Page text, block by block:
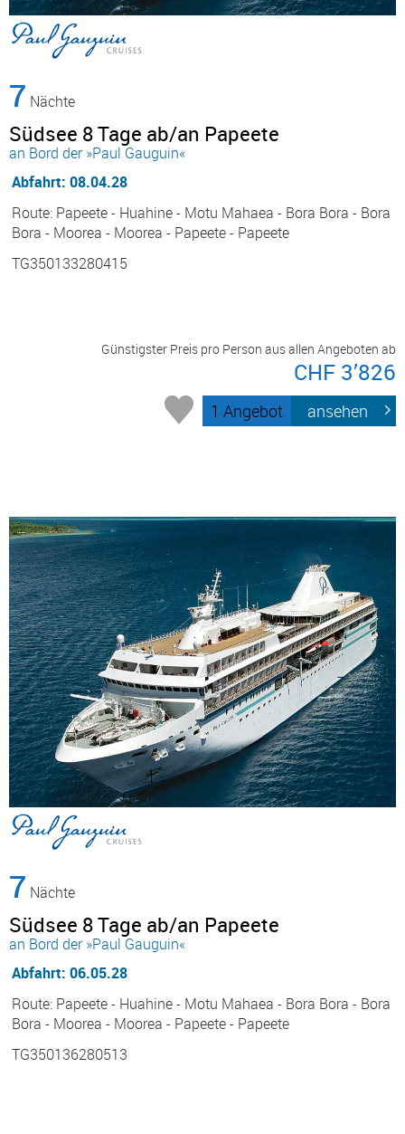
7 Nächte
Südsee 8 Tage ab/an Papeete
an Bord der »Paul Gauguin«
Abfahrt: 08.04.28
Route: Papeete - Huahine - Motu Mahaea - Bora Bora - Bora
Bora - Moorea - Moorea - Papeete - Papeete
TG350133280415
Günstigster Preis pro Person aus allen Angeboten ab
CHF 3’826
1 Angebot ansehen
7 Nächte
Südsee 8 Tage ab/an Papeete
an Bord der »Paul Gauguin«
Abfahrt: 06.05.28
Route: Papeete - Huahine - Motu Mahaea - Bora Bora - Bora
Bora - Moorea - Moorea - Papeete - Papeete
TG350136280513